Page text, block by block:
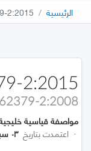
الرئيسية 2:2015
2:2015
62379-2:2008
مواصفة قياسية
· اعتمدت بتاريخ ٠٣ سبتمبر ٢٠١٥